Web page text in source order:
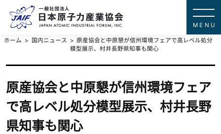
ホーム 国内ニュース
原産協会と中原懇が信州環境フェアで高レベル処分
模型展示、村井長野県知事も関心
原産協会と中原懇が信州環境フェア
で高レベル処分模型展示、村井長野
県知事も関心